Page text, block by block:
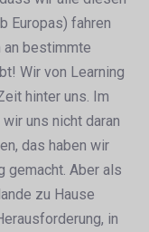
Europas) fahren
an bestimmte
Wir von Learning
hinter uns. Im
uns nicht daran
das haben wir
gemacht. Aber als
zu Hause
in